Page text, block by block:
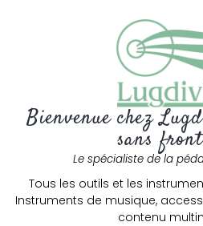
Bienvenue chez
sans
Le spécialiste de la
Tous les outils et les
Instruments de musique,
contenu